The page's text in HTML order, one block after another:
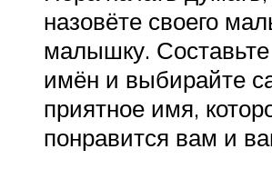
назовёте своего
малышку. Составьте
имён и выбирайте
приятное имя,
понравится вам и